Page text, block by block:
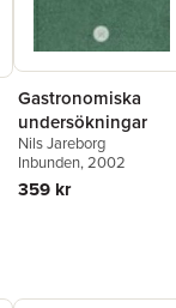
Gastronomiska
undersökningar
Nils Jareborg
Inbunden, 2002
359 kr